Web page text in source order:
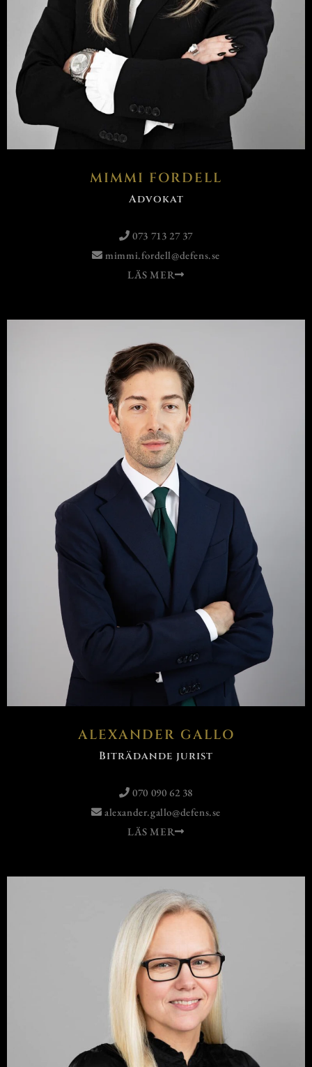
MIMMI FORDELL
Advokat
073 713 27 37
mimmi.fordell@defens.se
LÄS MER
ALEXANDER GALLO
Biträdande jurist
070 090 62 38
alexander.gallo@defens.se
LÄS MER